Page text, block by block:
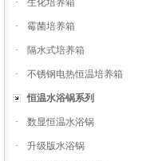
· 生化培养箱
· 霉菌培养箱
· 隔水式培养箱
· 不锈钢电热恒温培养箱
恒温水浴锅系列
· 数显恒温水浴锅
· 升级版水浴锅